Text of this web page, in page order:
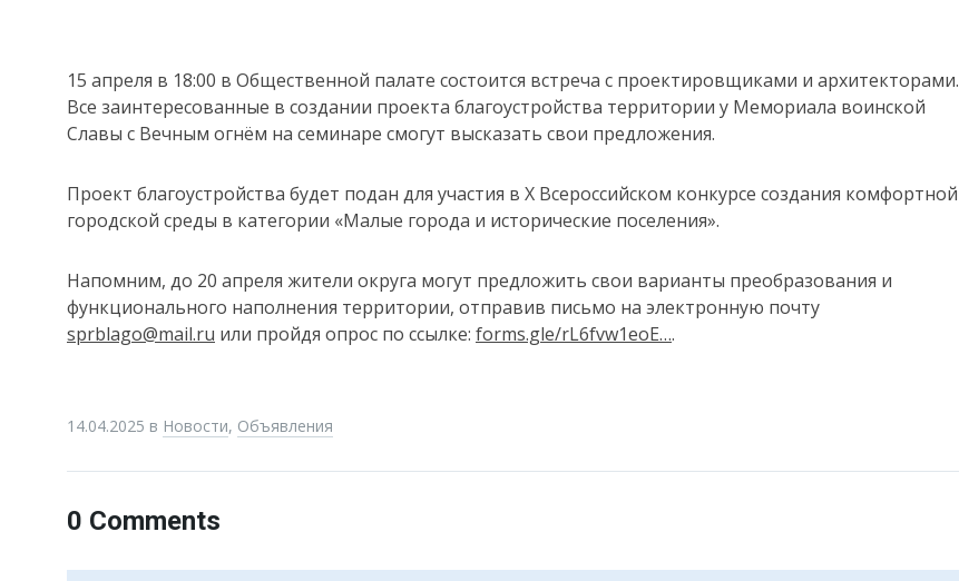
15 апреля в 18:00 в Общественной палате состоится встреча с проектировщиками и архитекторами.
Все заинтересованные в создании проекта благоустройства территории у Мемориала воинской
Славы с Вечным огнём на семинаре смогут высказать свои предложения.
Проект благоустройства будет подан для участия в Х Всероссийском конкурсе создания комфортной
городской среды в категории «Малые города и исторические поселения».
Напомним, до 20 апреля жители округа могут предложить свои варианты преобразования и
функционального наполнения территории, отправив письмо на электронную почту
sprblago@mail.ru или пройдя опрос по ссылке: forms.gle/rL6fvw1eoE….
14.04.2025 в Новости, Объявления
0 Comments